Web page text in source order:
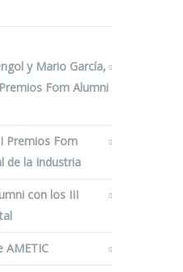
y Mario García,
Fom Alumni
Premios Fom
de la Industria
con los III
AMETIC